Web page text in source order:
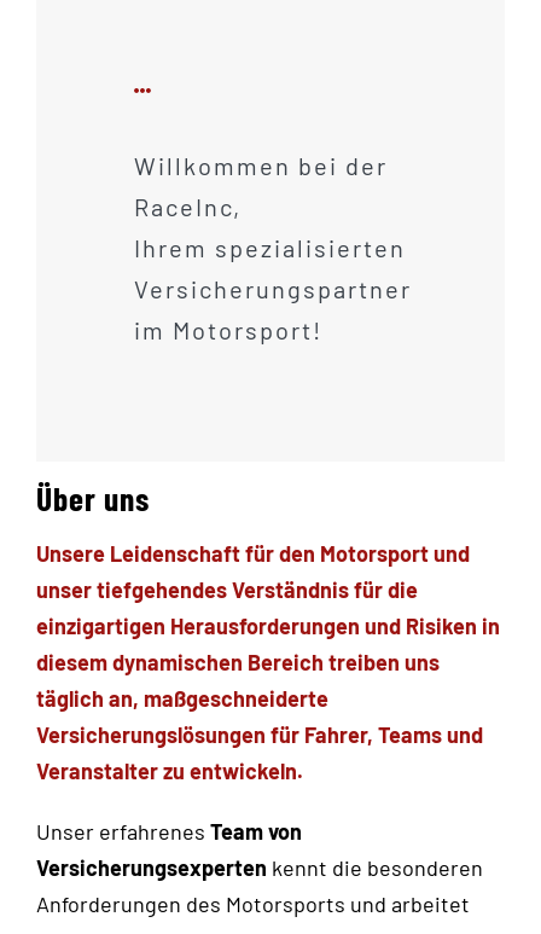
Willkommen bei der
RaceInc,
Ihrem spezialisierten
Versicherungspartner
im Motorsport!
Über uns
Unsere Leidenschaft für den Motorsport und
unser tiefgehendes Verständnis für die
einzigartigen Herausforderungen und Risiken in
diesem dynamischen Bereich treiben uns
täglich an, maßgeschneiderte
Versicherungslösungen für Fahrer, Teams und
Veranstalter zu entwickeln.
Unser erfahrenes Team von
Versicherungsexperten kennt die besonderen
Anforderungen des Motorsports und arbeitet